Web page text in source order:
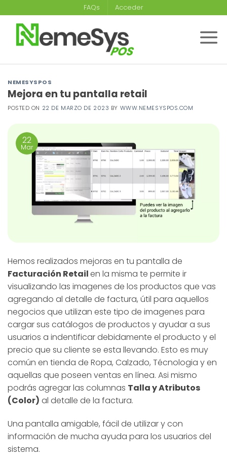
al
contenido
FAQs Acceder
NEMESYSPOS
Mejora en tu pantalla retail
POSTED ON 22 DE MARZO DE 2023 BY WWW.NEMESYSPOS.COM
22
Mar
Hemos realizados mejoras en tu pantalla de
Facturación Retailen la misma te permite ir
visualizando las imagenes de los productos que vas
agregando al detalle de factura, útil para aquellos
negocios que utilizan este tipo de imagenes para
cargar sus catálogos de productos y ayudar a sus
usuarios a indentificar debidamente el producto y el
precio que su cliente se esta llevando. Esto es muy
común en tienda de Ropa, Calzado, Técnologia y en
aquellas que poseen ventas en línea. Asi mismo
podrás agregar las columnas Talla y Atributos
(Color) al detalle de la factura.
Una pantalla amigable, fácil de utilizar y con
información de mucha ayuda para los usuarios del
sistema.